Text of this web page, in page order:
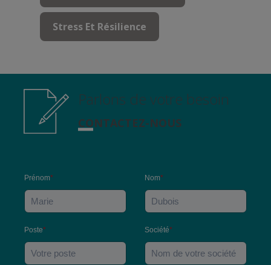
Stress Et Résilience
Prénom* Nom*
Poste* Société*
Parlons de votre besoin
CONTACTEZ-NOUS